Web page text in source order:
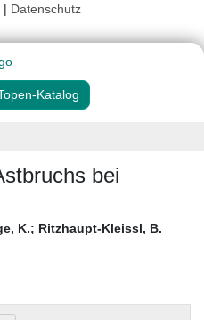
| Datenschutz
Katalog
bei
K.; Ritzhaupt-Kleissl, B.